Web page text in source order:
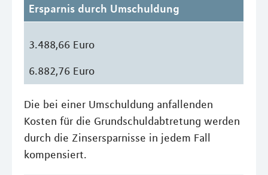
Ersparnis durch Umschuldung
3.488,66 Euro
6.882,76 Euro
Die bei einer Umschuldung anfallenden
Kosten für die Grundschuldabtretung werden
durch die Zinsersparnisse in jedem Fall
kompensiert.